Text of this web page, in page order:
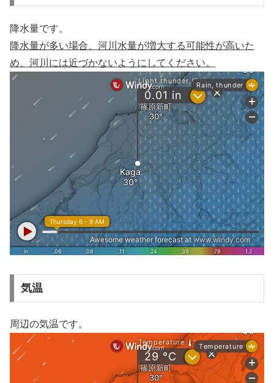
降水量です。
降水量が多い場合、河川水量が増大する可能性が高いた
め、河川には近づかないようにしてください。
気温
周辺の気温です。